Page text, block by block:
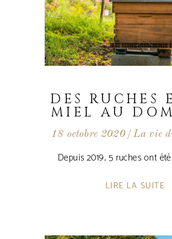
DES RUCHES
MIEL AU
18 octobre 2020 La vie
Depuis 2019, 5 ruches ont
LIRE LA SUITE